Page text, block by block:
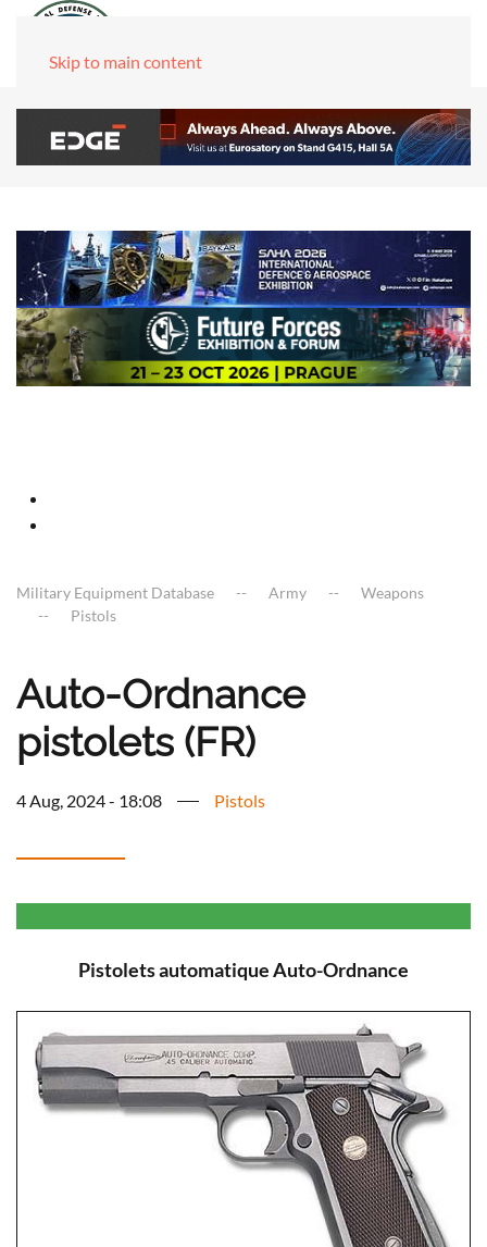
Skip to main content
Military Equipment Database Army
Weapons
Pistols
Auto-Ordnance
pistolets (FR)
4 Aug, 2024 - 18:08 Pistols
Pistolets automatique Auto-Ordnance